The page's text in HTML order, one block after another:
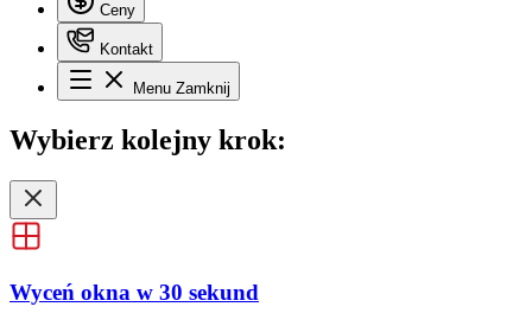
Ceny
Kontakt
Menu Zamknij
Wybierz kolejny krok:
Wyceń okna w 30 sekund